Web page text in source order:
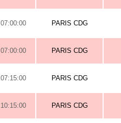
07:00:00 PARIS CDG
07:00:00 PARIS CDG
07:15:00 PARIS CDG
10:15:00 PARIS CDG